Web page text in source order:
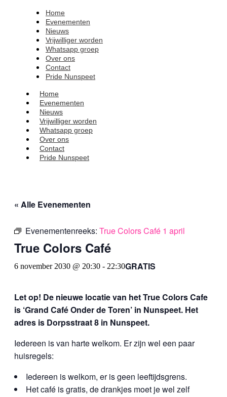
Home
Evenementen
Nieuws
Vrijwilliger worden
Whatsapp groep
Over ons
Contact
Pride Nunspeet
Home
Evenementen
Nieuws
Vrijwilliger worden
Whatsapp groep
Over ons
Contact
Pride Nunspeet
« Alle Evenementen
Evenementenreeks: True Colors Café 1 april
True Colors Café
6 november 2030 @ 20:30 - 22:30GRATIS
Let op! De nieuwe locatie van het True Colors Cafe
is ‘Grand Café Onder de Toren’ in Nunspeet. Het
adres is Dorpsstraat 8 in Nunspeet.
Iedereen is van harte welkom. Er zijn wel een paar
huisregels:
Iedereen is welkom, er is geen leeftijdsgrens.
Het café is gratis, de drankjes moet je wel zelf